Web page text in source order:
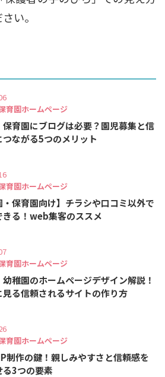
い。
育園ホームページ
保育園にブログは必要？園児募集と信
ながる5つのメリット
育園ホームページ
・保育園向け】チラシや口コミ以外で
きる！web集客のススメ
育園ホームページ
稚園のホームページデザイン解説！
見る信頼されるサイトの作り方
育園ホームページ
制作の鍵！親しみやすさと信頼感を
る3つの要素